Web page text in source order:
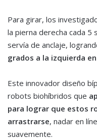
Para girar, los
la pierna derecha cada 5
servía de anclaje,
grados a la izquierda
Este innovador diseño
robots biohíbridos que
para lograr que estos
arrastrarse, nadar en
suavemente.